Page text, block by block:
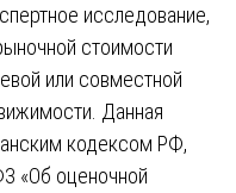
исследование,
стоимости
или совместной
Данная
кодексом РФ,
«Об оценочной